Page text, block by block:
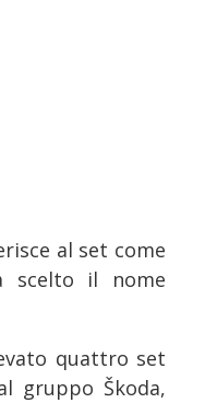
al set come
scelto il nome
quattro set
gruppo Škoda,